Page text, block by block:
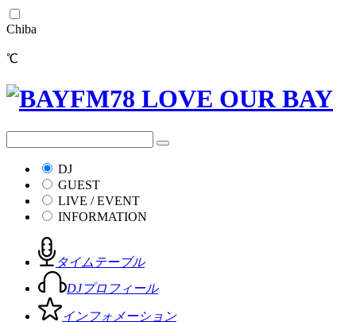
Chiba
℃
DJ
GUEST
LIVE / EVENT
INFORMATION
タイムテーブル
DJプロフィール
インフォメーション